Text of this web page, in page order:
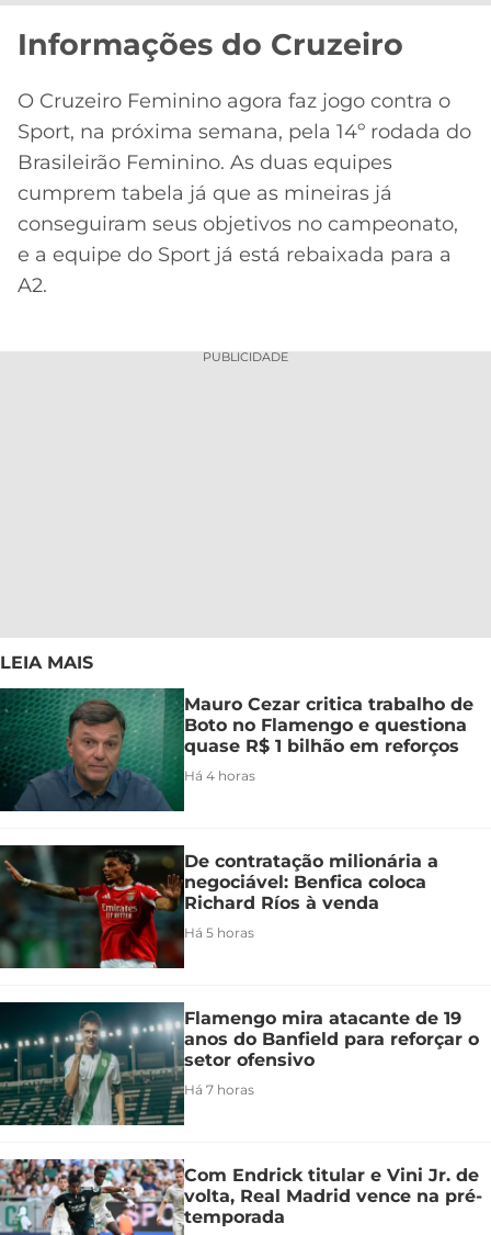
Informações do Cruzeiro
O Cruzeiro Feminino agora faz jogo contra o
Sport, na próxima semana, pela 14º rodada do
Brasileirão Feminino. As duas equipes
cumprem tabela já que as mineiras já
conseguiram seus objetivos no campeonato,
e a equipe do Sport já está rebaixada para a
A2.
PUBLICIDADE
LEIA MAIS
Mauro Cezar critica trabalho de
Boto no Flamengo e questiona
quase R$ 1 bilhão em reforços
Há 4 horas
De contratação milionária a
negociável: Benfica coloca
Richard Ríos à venda
Há 5 horas
Flamengo mira atacante de 19
anos do Banfield para reforçar o
setor ofensivo
Há 7 horas
Com Endrick titular e Vini Jr. de
volta, Real Madrid vence na pré-
temporada